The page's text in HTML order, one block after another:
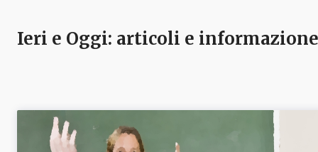
Ieri e Oggi: articoli e informazione